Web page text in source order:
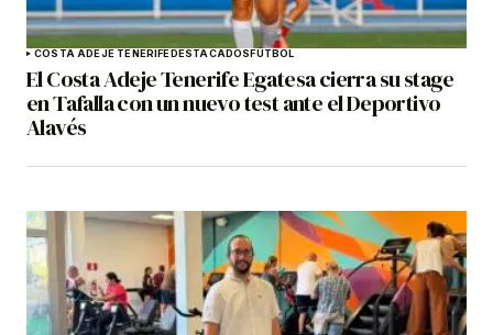
COSTA ADEJE TENERIFEDESTACADOSFÚTBOL
El Costa Adeje Tenerife Egatesa cierra su stage
en Tafalla con un nuevo test ante el Deportivo
Alavés